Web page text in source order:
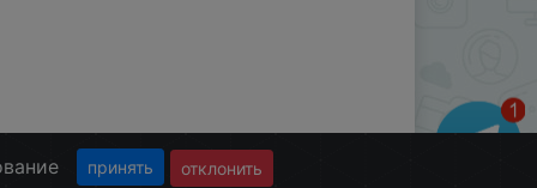
принять отклонить